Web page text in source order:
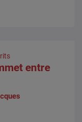
entre